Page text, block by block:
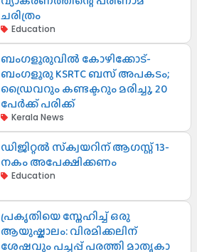
ചരിത്രം
Education
ബംഗളൂരുവിൽ കോഴിക്കോട്-
ബംഗളൂരു KSRTC ബസ് അപകടം;
ഡ്രൈവറും കണ്ടക്ടറും മരിച്ചു, 20
പേർക്ക് പരിക്ക്
Kerala News
ഡിജിറ്റൽ സ്‌ക്വയറിന് ആഗസ്റ്റ് 13-
നകം അപേക്ഷിക്കണം
Education
പ്രകൃതിയെ സ്നേഹിച്ച് ഒരു
ആയുഷ്കാലം: വിരമിക്കലിന്
ശേഷവും പച്ചപ്പ് പരത്തി മാതൃകാ